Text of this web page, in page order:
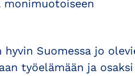
Suomessa jo
työelämään ja osaksi